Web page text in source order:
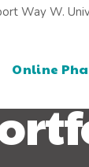
Way W.
Online